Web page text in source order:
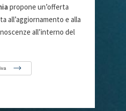
propone un’offerta
all’aggiornamento e alla
all’interno del